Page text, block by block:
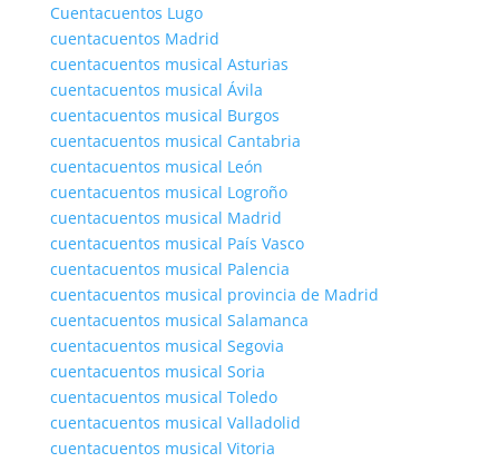
Cuentacuentos Lugo
cuentacuentos Madrid
cuentacuentos musical Asturias
cuentacuentos musical Ávila
cuentacuentos musical Burgos
cuentacuentos musical Cantabria
cuentacuentos musical León
cuentacuentos musical Logroño
cuentacuentos musical Madrid
cuentacuentos musical País Vasco
cuentacuentos musical Palencia
cuentacuentos musical provincia de Madrid
cuentacuentos musical Salamanca
cuentacuentos musical Segovia
cuentacuentos musical Soria
cuentacuentos musical Toledo
cuentacuentos musical Valladolid
cuentacuentos musical Vitoria